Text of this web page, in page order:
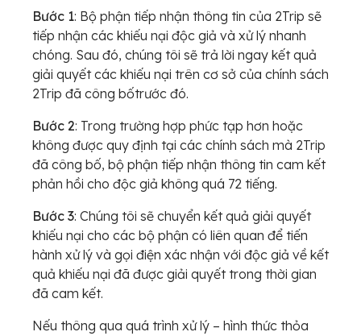
Bước 1: Bộ phận tiếp nhận thông tin của 2Trip sẽ
tiếp nhận các khiếu nại độc giả và xử lý nhanh
chóng. Sau đó, chúng tôi sẽ trả lời ngay kết quả
giải quyết các khiếu nại trên cơ sở của chính sách
2Trip đã công bốtrước đó.
Bước 2: Trong trường hợp phức tạp hơn hoặc
không được quy định tại các chính sách mà 2Trip
đã công bố, bộ phận tiếp nhận thông tin cam kết
phản hồi cho độc giả không quá 72 tiếng.
Bước 3: Chúng tôi sẽ chuyển kết quả giải quyết
khiếu nại cho các bộ phận có liên quan để tiến
hành xử lý và gọi điện xác nhận với độc giả về kết
quả khiếu nại đã được giải quyết trong thời gian
đã cam kết.
Nếu thông qua quá trình xử lý – hình thức thỏa